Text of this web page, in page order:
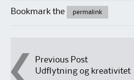
Bookmark the permalink
PostPrevious Post
Udflytning og kreativitet